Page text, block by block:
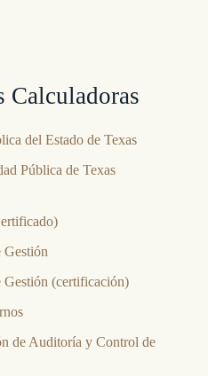
Calculadoras
del Estado de Texas
Pública de Texas
Gestión
Gestión (certificación)
de Auditoría y Control de